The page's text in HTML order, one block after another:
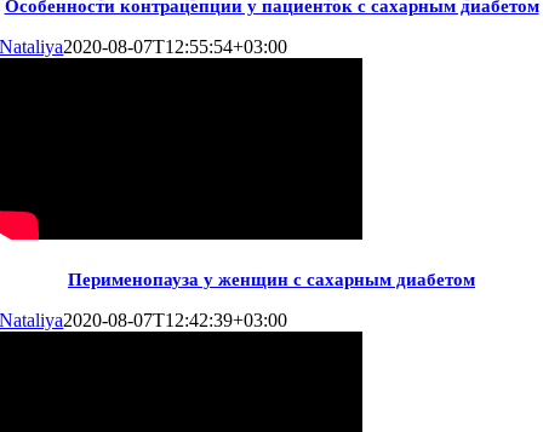
Особенности контрацепции у пациенток с сахарным диабетом
Nataliya2020-08-07T12:55:54+03:00
Перименопауза у женщин с сахарным диабетом
Nataliya2020-08-07T12:42:39+03:00